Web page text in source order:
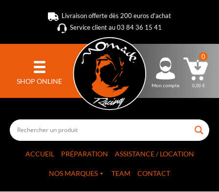
Livraison offerte dès 200 euros d'achat
Service client au 03 84 36 15 41
SHOP ONLINE Mon compte
0
0,00€
ACCUEIL PRÉPARATION ASSISTANCE / LOCATION
NOS MARQUES TEAM CONTACT